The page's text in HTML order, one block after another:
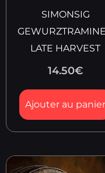
SIMONSIG
LATE HARVEST
14.50€
Ajouter au panier